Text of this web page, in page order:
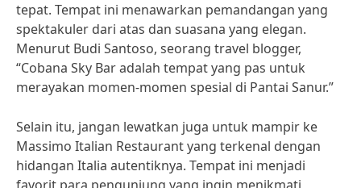
tepat. Tempat ini menawarkan pemandangan yang
spektakuler dari atas dan suasana yang elegan.
Menurut Budi Santoso, seorang travel blogger,
“Cobana Sky Bar adalah tempat yang pas untuk
merayakan momen-momen spesial di Pantai Sanur.”
Selain itu, jangan lewatkan juga untuk mampir ke
Massimo Italian Restaurant yang terkenal dengan
hidangan Italia autentiknya. Tempat ini menjadi